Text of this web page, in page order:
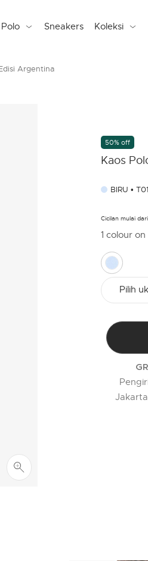
Polo Sneakers Koleksi
Argentina
50% off
Kaos
BIRU • T01
Cicilan mulai
1 colour on
selected
Pilih